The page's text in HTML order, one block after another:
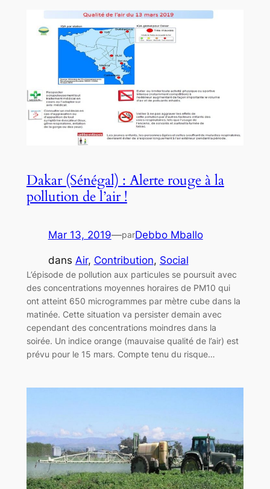
Dakar (Sénégal) : Alerte rouge à la
pollution de l’air !
Mar 13, 2019—parDebbo Mballo
dans Air, Contribution, Social
L’épisode de pollution aux particules se poursuit avec
des concentrations moyennes horaires de PM10 qui
ont atteint 650 microgrammes par mètre cube dans la
matinée. Cette situation va persister demain avec
cependant des concentrations moindres dans la
soirée. Un indice orange (mauvaise qualité de l’air) est
prévu pour le 15 mars. Compte tenu du risque…